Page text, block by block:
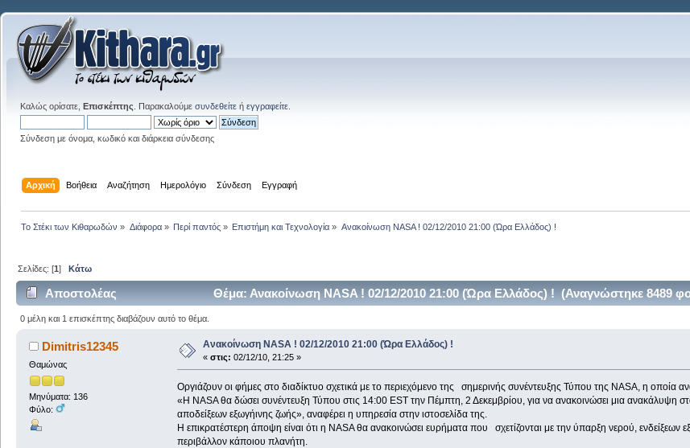
Καλώς ορίσατε, Επισκέπτης . Παρακαλούμε συνδεθείτε ή εγγραφείτε
Σύνδεση με όνομα, κωδικό και διάρκεια σύνδεσης
Αρχική Βοήθεια Αναζήτηση Ημερολόγιο Σύνδεση Εγγραφή
Το Στέκι των Κιθαρωδών » Διάφορα» Περί παντός» Επιστήμη και Τεχνολογία » Ανακοίνωση NASA ! 02/12/2010 21:00 (Ώρα Ελλάδος) !
Σελίδες: [1]Κάτω
Αποστολέας Θέμα: Ανακοίνωση NASA ! 02/12/2010 21:00 (Ώρα Ελλάδος) ! (Αναγνώστηκε 8489
0 μέλη και 1 επισκέπτης διαβάζουν αυτό το θέμα.
Dimitris12345
Θαμώνας
Μηνύματα: 136
Φύλο:
Ανακοίνωση NASA ! 02/12/2010 21:00 (Ώρα Ελλάδος) !
« στις: 02/12/10, 21:25 »
Οργιάζουν οι φήμες στο διαδίκτυο σχετικά με το περιεχόμενο της σημερινής συνέντευξης Τύπου της NASA, η οποία
«Η ΝASA θα δώσει συνέντευξη Τύπου στις 14:00 EST την Πέμπτη, 2 Δεκεμβρίου, για να ανακοινώσει μια ανακάλυψη
αποδείξεων εξωγήινης ζωής», αναφέρει η υπηρεσία στην ιστοσελίδα της.
Η επικρατέστερη άποψη είναι ότι η NASA θα ανακοινώσει ευρήματα που σχετίζονται με την ύπαρξη νερού, ενδείξεων
περιβάλλον κάποιου πλανήτη.